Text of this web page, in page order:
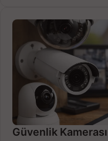
Güvenlik